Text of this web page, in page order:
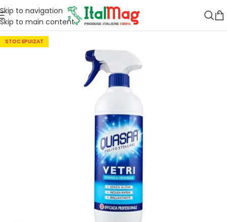
Skip to navigation
Skip to main content
STOC EPUIZAT